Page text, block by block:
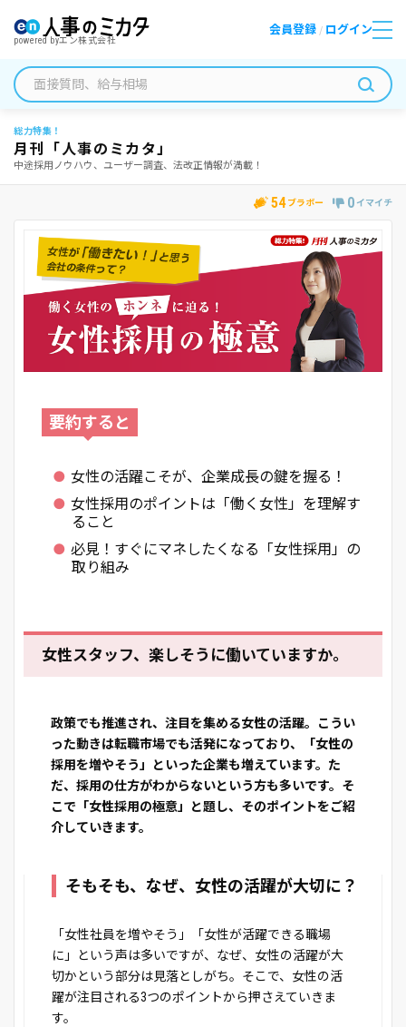
powered byエン株式会社
会員登録 / ログイン
総力特集！
月刊「人事のミカタ」
中途採用ノウハウ、ユーザー調査、法改正情報が満載！
54 ブラボー 0 イマイチ
要約すると
女性の活躍こそが、企業成長の鍵を握る！
女性採用のポイントは「働く女性」を理解す
ること
必見！すぐにマネしたくなる「女性採用」の
取り組み
女性スタッフ、楽しそうに働いていますか。
政策でも推進され、注目を集める女性の活躍。こうい
った動きは転職市場でも活発になっており、「女性の
採用を増やそう」といった企業も増えています。た
だ、 採用の仕方がわからないという方も多いです。 そ
こで「女性採用の極意」と題し、そのポイントをご紹
介していきます。
そもそも、なぜ、女性の活躍が大切に？
「女性社員を増やそう」「女性が活躍できる職場
に」という声は多いですが、なぜ、女性の活躍が大
切かという部分は見落としがち。そこで、女性の活
躍が注目される3つのポイントから押さえていきま
す。